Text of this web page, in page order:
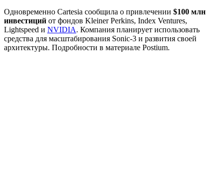
Одновременно Cartesia сообщила о привлечении $100 млн
инвестиций от фондов Kleiner Perkins, Index Ventures,
Lightspeed и NVIDIA. Компания планирует использовать
средства для масштабирования Sonic-3 и развития своей
архитектуры. Подробности в материале Postium.